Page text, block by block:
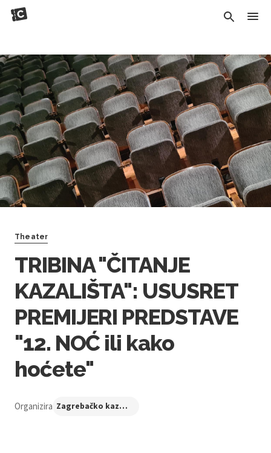
Theater
TRIBINA "ČITANJE
KAZALIŠTA": USUSRET
PREMIJERI PREDSTAVE
"12. NOĆ ili kako
hoćete"
Organizira Zagrebačko kazalište mladih